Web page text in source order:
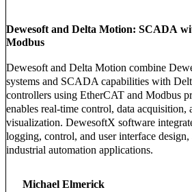
Dewesoft and Delta Motion: SCADA
Modbus
Dewesoft and Delta Motion combine
systems and SCADA capabilities with
controllers using EtherCAT and Modbus
enables real-time control, data acquisition,
visualization. DewesoftX software
logging, control, and user interface
industrial automation applications.
Michael Elmerick